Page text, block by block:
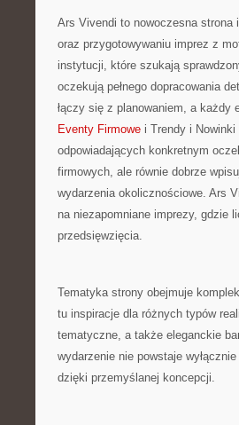
Ars Vivendi to nowoczesna strona
oraz przygotowywaniu imprez z
instytucji, które szukają
oczekują pełnego dopracowania
łączy się z planowaniem, a
Eventy Firmowe i Trendy i
odpowiadających konkretnym
firmowych, ale równie dobrze
wydarzenia okolicznościowe. Ars
na niezapomniane imprezy, gdzie
przedsięwzięcia.
Tematyka strony obejmuje
tu inspiracje dla różnych typów
tematyczne, a także eleganckie
wydarzenie nie powstaje
dzięki przemyślanej koncepcji.